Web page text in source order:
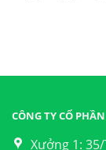
CÔNG TY CỔ
Xưởng 1: